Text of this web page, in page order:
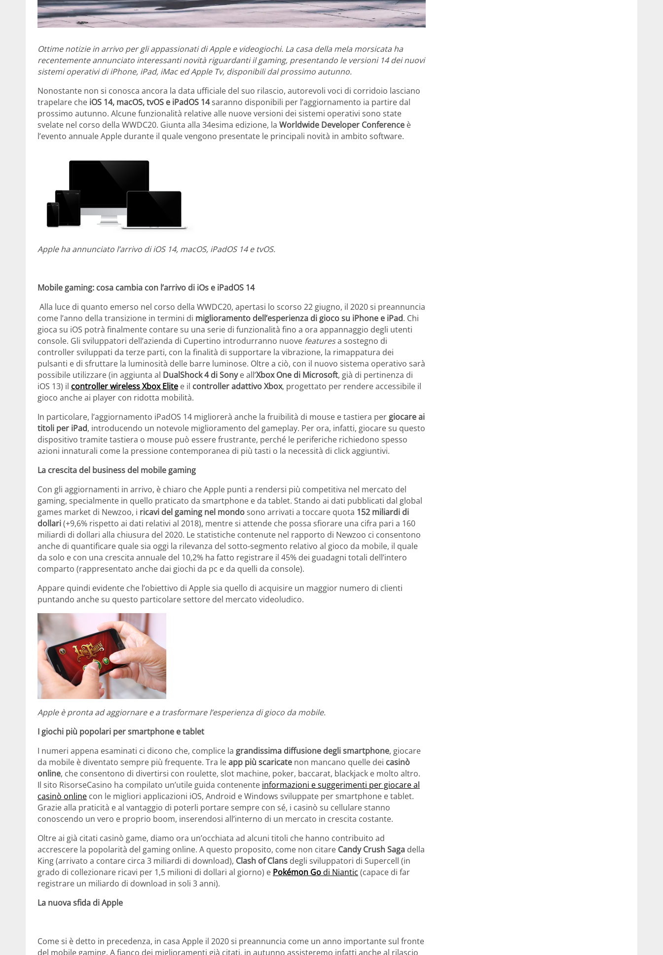
Ottime notizie in arrivo per gli appassionati di Apple e videogiochi. La casa della mela morsicata ha
recentemente annunciato interessanti novità riguardanti il gaming, presentando le versioni 14 dei nuovi
sistemi operativi di iPhone, iPad, iMac ed Apple Tv, disponibili dal prossimo autunno.
Nonostante non si conosca ancora la data ufficiale del suo rilascio, autorevoli voci di corridoio lasciano
trapelare che iOS 14, macOS, tvOS e iPadOS 14saranno disponibili per l’aggiornamento ia partire dal
prossimo autunno. Alcune funzionalità relative alle nuove versioni dei sistemi operativi sono state
svelate nel corso della WWDC20. Giunta alla 34esima edizione, la Worldwide Developer Conference è
l’evento annuale Apple durante il quale vengono presentate le principali novità in ambito software.
Apple ha annunciato l’arrivo di iOS 14, macOS, iPadOS 14 e tvOS.
Mobile gaming: cosa cambia con l’arrivo di iOs e iPadOS 14
Alla luce di quanto emerso nel corso della WWDC20, apertasi lo scorso 22 giugno, il 2020 si preannuncia
come l’anno della transizione in termini di miglioramento dell’esperienza di gioco su iPhone e iPad. Chi
gioca su iOS potrà finalmente contare su una serie di funzionalità fino a ora appannaggio degli utenti
console. Gli sviluppatori dell’azienda di Cupertino introdurranno nuove featuresa sostegno di
controller sviluppati da terze parti, con la finalità di supportare la vibrazione, la rimappatura dei
pulsanti e di sfruttare la luminosità delle barre luminose. Oltre a ciò, con il nuovo sistema operativo sarà
possibile utilizzare (in aggiunta al DualShock 4 di Sonye all’Xbox One di Microsoft, già di pertinenza di
iOS 13) il controller wireless Xbox Elite e il controller adattivo Xbox, progettato per rendere accessibile il
gioco anche ai player con ridotta mobilità.
In particolare, l’aggiornamento iPadOS 14 migliorerà anche la fruibilità di mouse e tastiera per giocare ai
titoli per iPad, introducendo un notevole miglioramento del gameplay. Per ora, infatti, giocare su questo
dispositivo tramite tastiera o mouse può essere frustrante, perché le periferiche richiedono spesso
azioni innaturali come la pressione contemporanea di più tasti o la necessità di click aggiuntivi.
La crescita del business del mobile gaming
Con gli aggiornamenti in arrivo, è chiaro che Apple punti a rendersi più competitiva nel mercato del
gaming, specialmente in quello praticato da smartphone e da tablet. Stando ai dati pubblicati dal global
games market di Newzoo, i ricavi del gaming nel mondosono arrivati a toccare quota 152 miliardi di
dollari(+9,6% rispetto ai dati relativi al 2018), mentre si attende che possa sfiorare una cifra pari a 160
miliardi di dollari alla chiusura del 2020. Le statistiche contenute nel rapporto di Newzoo ci consentono
anche di quantificare quale sia oggi la rilevanza del sotto-segmento relativo al gioco da mobile, il quale
da solo e con una crescita annuale del 10,2% ha fatto registrare il 45% dei guadagni totali dell’intero
comparto (rappresentato anche dai giochi da pc e da quelli da console).
Appare quindi evidente che l’obiettivo di Apple sia quello di acquisire un maggior numero di clienti
puntando anche su questo particolare settore del mercato videoludico.
Apple è pronta ad aggiornare e a trasformare l’esperienza di gioco da mobile.
I giochi più popolari per smartphone e tablet
I numeri appena esaminati ci dicono che, complice la grandissima diffusione degli smartphone, giocare
da mobile è diventato sempre più frequente. Tra leapp più scaricate non mancano quelle dei casinò
online, che consentono di divertirsi con roulette, slot machine, poker, baccarat, blackjack e molto altro.
Il sito RisorseCasino ha compilato un’utile guida contenente informazioni e suggerimenti per giocare al
casinò online con le migliori applicazioni iOS, Android e Windows sviluppate per smartphone e tablet.
Grazie alla praticità e al vantaggio di poterli portare sempre con sé, i casinò su cellulare stanno
conoscendo un vero e proprio boom, inserendosi all’interno di un mercato in crescita costante.
Oltre ai già citati casinò game, diamo ora un’occhiata ad alcuni titoli che hanno contribuito ad
accrescere la popolarità del gaming online. A questo proposito, come non citare Candy Crush Saga della
King (arrivato a contare circa 3 miliardi di download), Clash of Clans degli sviluppatori di Supercell (in
grado di collezionare ricavi per 1,5 milioni di dollari al giorno) e Pokémon Godi Niantic (capace di far
registrare un miliardo di download in soli 3 anni).
La nuova sfida di Apple
Come si è detto in precedenza, in casa Apple il 2020 si preannuncia come un anno importante sul fronte
del mobile gaming. A fianco dei miglioramenti già citati, in autunno assisteremo infatti anche al rilascio